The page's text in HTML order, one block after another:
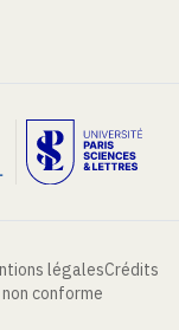
légalesCrédits
conforme